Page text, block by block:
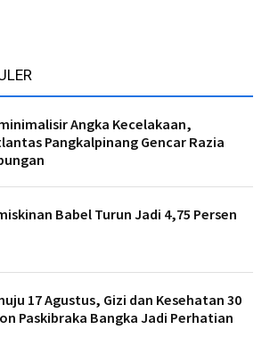
Angka Kecelakaan,
Pangkalpinang Gencar Razia
Babel Turun Jadi 4,75 Persen
17 Agustus, Gizi dan Kesehatan 30
Paskibraka Bangka Jadi Perhatian